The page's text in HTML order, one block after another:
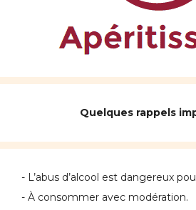
Quelques rappels
- L’abus d’alcool est dangereux
- À consommer avec modération.